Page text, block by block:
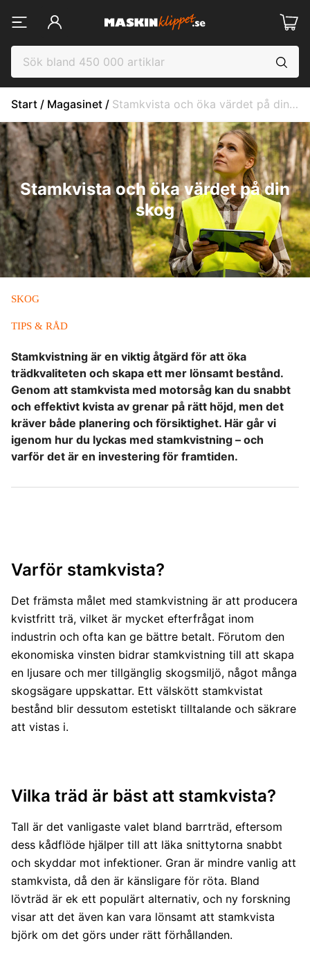
Start / Magasinet / Stamkvista och öka värdet på din skog
Stamkvista och öka värdet på din
skog
SKOG
TIPS & RÅD
Stamkvistning är en viktig åtgärd för att öka
trädkvaliteten och skapa ett mer lönsamt bestånd.
Genom att stamkvista med motorsåg kan du snabbt
och effektivt kvista av grenar på rätt höjd, men det
kräver både planering och försiktighet. Här går vi
igenom hur du lyckas med stamkvistning – och
varför det är en investering för framtiden.
Varför stamkvista?
Det främsta målet med stamkvistning är att producera
kvistfritt trä, vilket är mycket efterfrågat inom
industrin och ofta kan ge bättre betalt. Förutom den
ekonomiska vinsten bidrar stamkvistning till att skapa
en ljusare och mer tillgänglig skogsmiljö, något många
skogsägare uppskattar. Ett välskött stamkvistat
bestånd blir dessutom estetiskt tilltalande och säkrare
att vistas i.
Vilka träd är bäst att stamkvista?
Tall är det vanligaste valet bland barrträd, eftersom
dess kådflöde hjälper till att läka snittytorna snabbt
och skyddar mot infektioner. Gran är mindre vanlig att
stamkvista, då den är känsligare för röta. Bland
lövträd är ek ett populärt alternativ, och ny forskning
visar att det även kan vara lönsamt att stamkvista
björk om det görs under rätt förhållanden.